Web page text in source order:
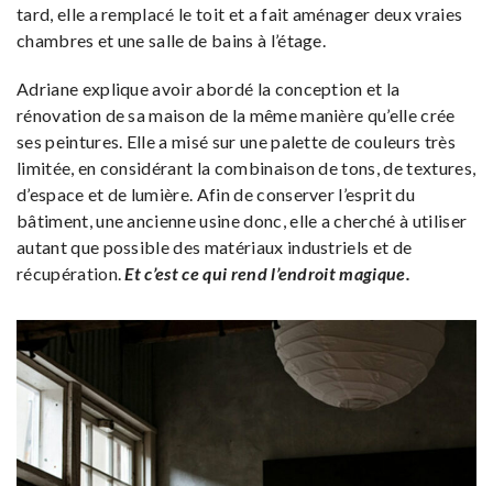
tard, elle a remplacé le toit et a fait aménager deux vraies
chambres et une salle de bains à l’étage.
Adriane explique avoir abordé la conception et la
rénovation de sa maison de la même manière qu’elle crée
ses peintures. Elle a misé sur une palette de couleurs très
limitée, en considérant la combinaison de tons, de textures,
d’espace et de lumière. Afin de conserver l’esprit du
bâtiment, une ancienne usine donc, elle a cherché à utiliser
autant que possible des matériaux industriels et de
récupération.Et c’est ce qui rend l’endroit magique.